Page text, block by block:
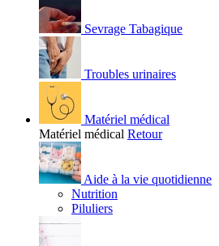
Sevrage Tabagique
Troubles urinaires
Matériel médical
Matériel médical Retour
Aide à la vie quotidienne
Nutrition
Piluliers